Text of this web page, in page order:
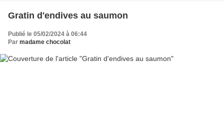
Gratin d'endives au saumon
Publié le 05/02/2024 à 06:44
Par madame chocolat